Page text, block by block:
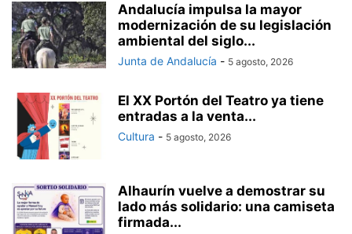
Andalucía impulsa la mayor
modernización de su legislación
ambiental del siglo...
Junta de Andalucía - 5 agosto, 2026
El XX Portón del Teatro ya tiene
entradas a la venta...
Cultura - 5 agosto, 2026
Alhaurín vuelve a demostrar su
lado más solidario: una camiseta
firmada...